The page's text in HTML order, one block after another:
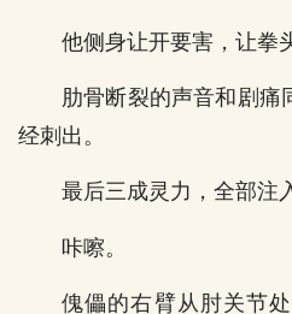
他侧身让开要害，让拳
肋骨断裂的声音和剧痛
经刺出。
最后三成灵力，全部注
咔嚓。
傀儡的右臂从肘关节